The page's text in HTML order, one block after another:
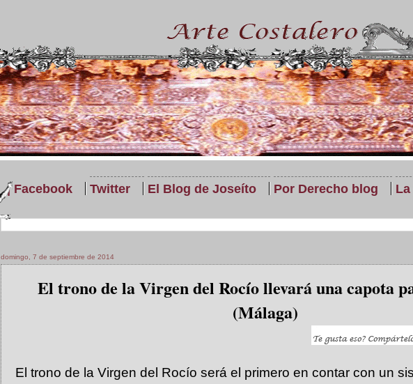
| Facebook Twitter El Blog de Joseíto Por Derecho blog
domingo, 7 de septiembre de 2014
El trono de la Virgen del Rocío llevará una capota
(Málaga)
El trono de la Virgen del Rocío será el primero en contar con un